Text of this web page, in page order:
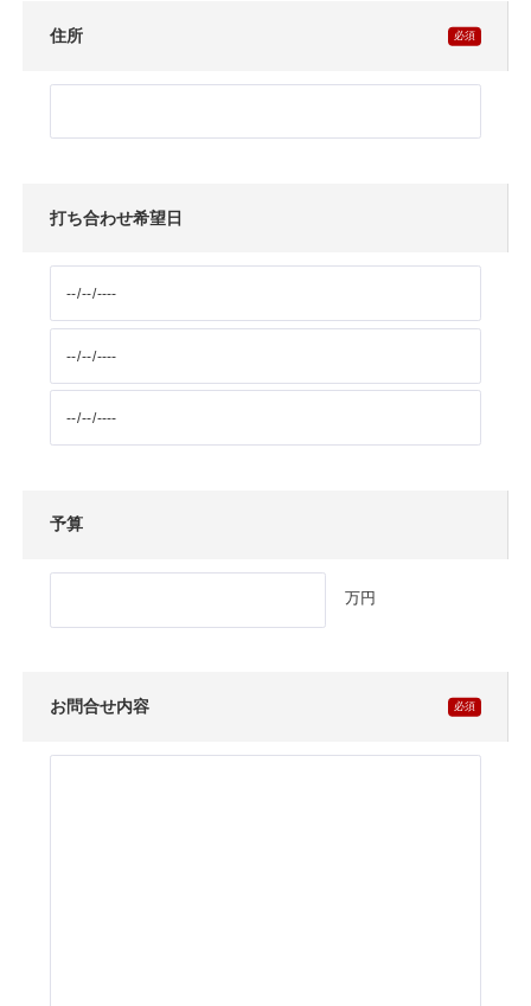
住所
打ち合わせ希望日
予算
万円
お問合せ内容